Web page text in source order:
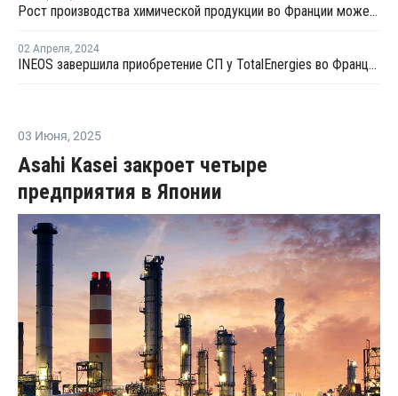
Рост производства химической продукции во Франции может снизиться на 1% в 2024 году
02 Апреля, 2024
INEOS завершила приобретение СП у TotalEnergies во Франции
03 Июня, 2025
Asahi Kasei закроет четыре
предприятия в Японии